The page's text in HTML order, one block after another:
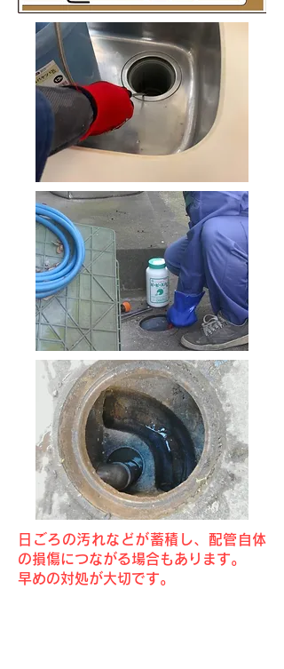
日ごろの汚れなどが蓄積し、配管自体
の損傷につながる場合もあります。
早めの対処が大切です。